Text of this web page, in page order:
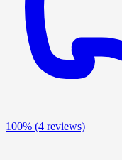
100% (4 reviews)